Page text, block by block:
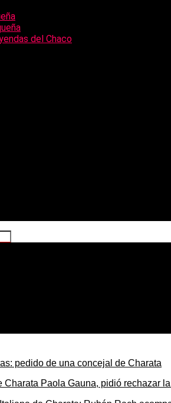
del Chaco
Charata Paola Gauna, pidió rechazar